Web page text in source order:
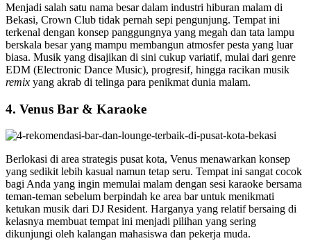
Menjadi salah satu nama besar dalam industri hiburan malam di
Bekasi, Crown Club tidak pernah sepi pengunjung. Tempat ini
terkenal dengan konsep panggungnya yang megah dan tata lampu
berskala besar yang mampu membangun atmosfer pesta yang luar
biasa. Musik yang disajikan di sini cukup variatif, mulai dari genre
EDM (Electronic Dance Music), progresif, hingga racikan musik
remix yang akrab di telinga para penikmat dunia malam.
4. Venus Bar & Karaoke
Berlokasi di area strategis pusat kota, Venus menawarkan konsep
yang sedikit lebih kasual namun tetap seru. Tempat ini sangat cocok
bagi Anda yang ingin memulai malam dengan sesi karaoke bersama
teman-teman sebelum berpindah ke area bar untuk menikmati
ketukan musik dari DJ Resident. Harganya yang relatif bersaing di
kelasnya membuat tempat ini menjadi pilihan yang sering
dikunjungi oleh kalangan mahasiswa dan pekerja muda.